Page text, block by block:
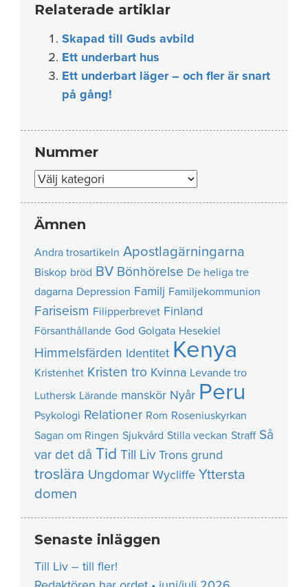
Relaterade artiklar
Skapad till Guds avbild
Ett underbart hus
Ett underbart läger – och fler är snart
på gång!
Nummer
Nummer
Ämnen
Andra trosartikeln Apostlagärningarna
Biskop bröd BV Bönhörelse De heliga tre
dagarna Depression Familj Familjekommunion
Fariseism Filipperbrevet Finland
Försanthållande God Golgata Hesekiel
Himmelsfärden Identitet Kenya
Kristenhet Kristen tro Kvinna Levande tro
Luthersk Lärande manskör Nyår Peru
Psykologi Relationer Rom Roseniuskyrkan
Sagan om Ringen Sjukvård Stilla veckan Straff Så
var det då Tid Till Liv Trons grund
troslära Ungdomar Wycliffe Yttersta
domen
Senaste inläggen
Till Liv – till fler!